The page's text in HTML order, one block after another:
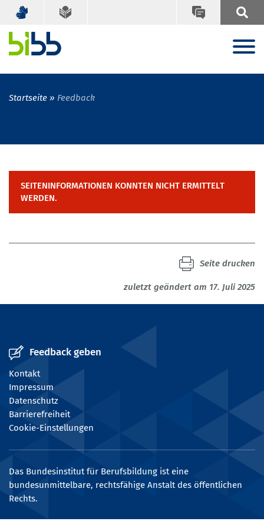
Startseite Feedback
SEITENINFORMATIONEN KONNTEN NICHT ERMITTELT
WERDEN.
zuletzt geändert am 17. Juli 2025
Seite drucken
Feedback geben
Kontakt
Impressum
Datenschutz
Barrierefreiheit
Cookie-Einstellungen
Das Bundesinstitut für Berufsbildung ist eine
bundesunmittelbare, rechtsfähige Anstalt des öffentlichen
Rechts.